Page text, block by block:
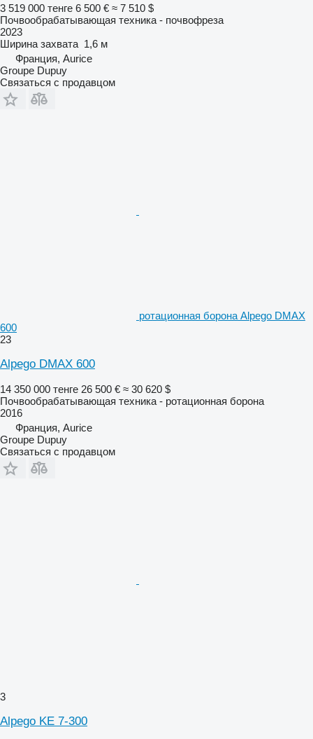
3 519 000 тенге 6 500 € ≈ 7 510 $
Почвообрабатывающая техника - почвофреза
2023
Ширина захвата 1,6 м
Франция, Aurice
Groupe Dupuy
Связаться с продавцом
ротационная борона Alpego DMAX
600
23
Alpego DMAX 600
14 350 000 тенге 26 500 € ≈ 30 620 $
Почвообрабатывающая техника - ротационная борона
2016
Франция, Aurice
Groupe Dupuy
Связаться с продавцом
3
Alpego KE 7-300